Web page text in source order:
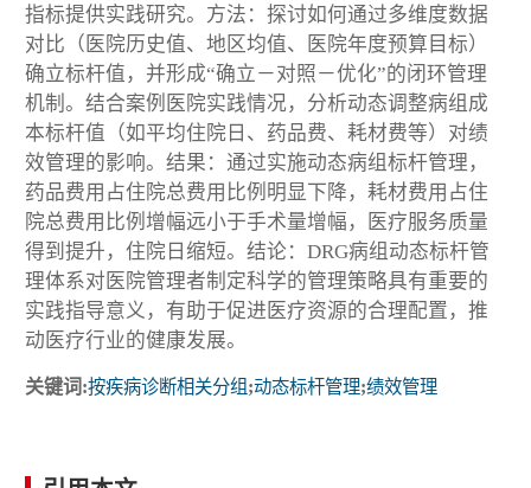
指标提供实践研究。方法：探讨如何通过多维度数据
对比（医院历史值、地区均值、医院年度预算目标）
确立标杆值，并形成“确立－对照－优化”的闭环管理
机制。结合案例医院实践情况，分析动态调整病组成
本标杆值（如平均住院日、药品费、耗材费等）对绩
效管理的影响。结果：通过实施动态病组标杆管理，
药品费用占住院总费用比例明显下降，耗材费用占住
院总费用比例增幅远小于手术量增幅，医疗服务质量
得到提升，住院日缩短。结论：DRG病组动态标杆管
理体系对医院管理者制定科学的管理策略具有重要的
实践指导意义，有助于促进医疗资源的合理配置，推
动医疗行业的健康发展。
关键词:按疾病诊断相关分组;动态标杆管理;绩效管理